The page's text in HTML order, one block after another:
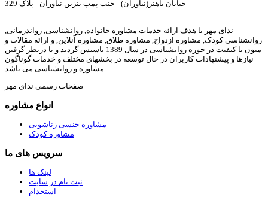
خیابان باهنر(نياوران) - جنب پمپ بنزين نياوران - پلاک 329
ندای مهر با هدف ارائه خدمات مشاوره خانواده, روانشناسی, رواندرمانی,
روانشناسی کودک, مشاوره ازدواج, مشاوره طلاق, مشاوره آنلاین, و ارائه مقالات و
متون با کیفیت در حوزه روانشناسی در سال 1389 تاسیس گردید و با درنظر گرفتن
نیازها و پیشنهادات کاربران در حال توسعه در بخشهای مختلف و خدمات گوناگون
مشاوره و روانشناسی می باشد
صفحات رسمی ندای مهر
انواع مشاوره
مشاوره جنسی زناشویی
مشاوره کودک
سرویس های ما
لینک ها
ثبت نام در سایت
استخدام